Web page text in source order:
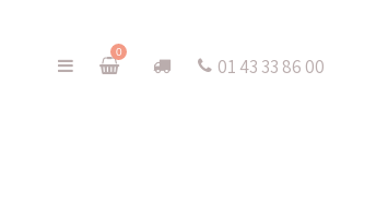
0
01 43 33 86 00